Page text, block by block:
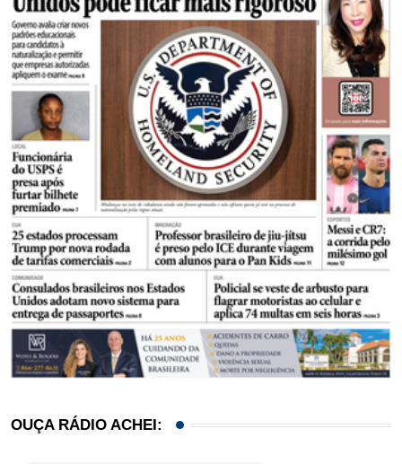
OUÇA RÁDIO ACHEI: